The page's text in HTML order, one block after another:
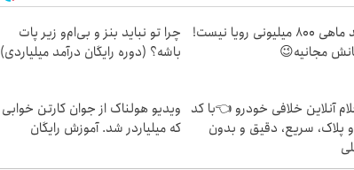
درآمد ماهی 800 میلیونی رویا نیست!
مجانیه😉
چرا تو نباید بنز و بی‌ام‌و زیر پات
باشه؟ (دوره رایگان درآمد میلیاردی)
آنلاین خلافی خودرو 👈با کد
پلاک، سریع، دقیق و بدون
ویدیو هولناک از جوان کارتن خوابی
که میلیاردر شد. آموزش رایگان